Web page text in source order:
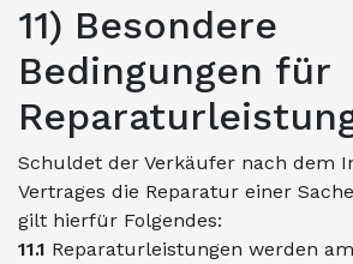
11) Besondere
Bedingungen für
Schuldet der Verkäufer nach dem
Vertrages die Reparatur einer
gilt hierfür Folgendes:
11.1 Reparaturleistungen werden